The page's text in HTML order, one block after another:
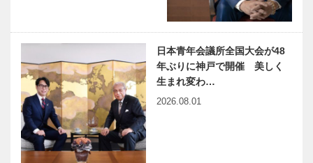
琢磨しながら
自己成長を…
門校ノースロ
ンドン・カレ
ジエイト・ス
クールが
2025年に神
戸校を開校…
「事後保全」
から「予防保
全」へ 構造
物の調査・診
断から補修補
講義充実！聴
講生は年齢不
問兵庫県阪神
シニアカレッ
日本青年会議所全国大会が48
年ぶりに神戸で開催 美しく
生まれ変わ…
2026.08.01